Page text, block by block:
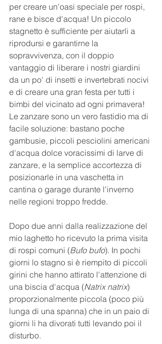
per creare un'oasi speciale per rospi,
rane e bisce d'acqua! Un piccolo
stagnetto è sufficiente per aiutarli a
riprodursi e garantirne la
sopravvivenza, con il doppio
vantaggio di liberare i nostri giardini
da un po' di insetti e invertebrati nocivi
e di creare una gran festa per tutti i
bimbi del vicinato ad ogni primavera!
Le zanzare sono un vero fastidio ma di
facile soluzione: bastano poche
gambusie, piccoli pesciolini americani
d'acqua dolce voracissimi di larve di
zanzare, e la semplice accortezza di
posizionarle in una vaschetta in
cantina o garage durante l'inverno
nelle regioni troppo fredde.
Dopo due anni dalla realizzazione del
mio laghetto ho ricevuto la prima visita
di rospi comuni (Bufo bufo). In pochi
giorni lo stagno si è riempito di piccoli
girini che hanno attirato l'attenzione di
una biscia d'acqua (Natrix natrix)
proporzionalmente piccola (poco più
lunga di una spanna) che in un paio di
giorni li ha divorati tutti levando poi il
disturbo.